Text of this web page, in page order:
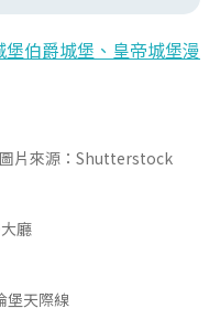
堡伯爵城堡、皇帝城堡漫
片來源：Shutterstock
廳
堡天際線